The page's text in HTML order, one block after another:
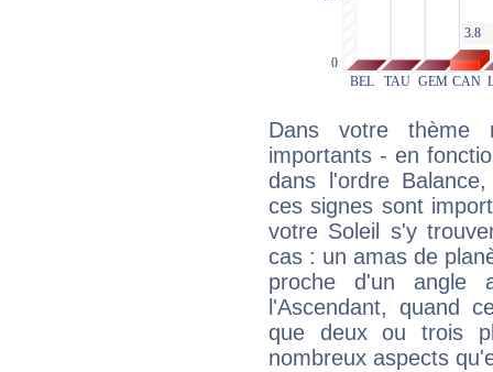
Dans votre thème
importants - en
dans l'ordre
ces signes sont
votre Soleil s'y
cas : un amas de
proche d'un
l'Ascendant, quand
que deux ou trois
nombreux aspects